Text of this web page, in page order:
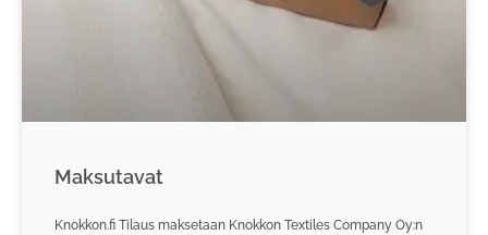
Maksutavat
Knokkon.fi Tilaus maksetaan Knokkon Textiles Company Oy:n